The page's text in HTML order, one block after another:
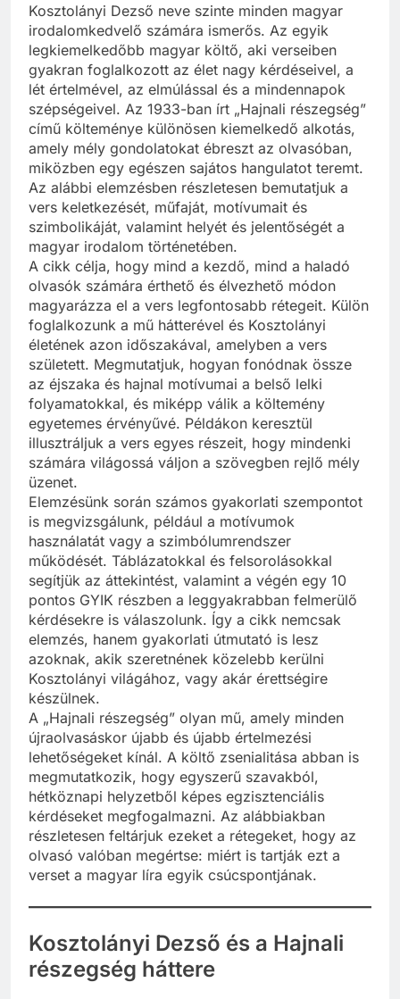
Kosztolányi Dezső neve szinte minden magyar
irodalomkedvelő számára ismerős. Az egyik
legkiemelkedőbb magyar költő, aki verseiben
gyakran foglalkozott az élet nagy kérdéseivel, a
lét értelmével, az elmúlással és a mindennapok
szépségeivel. Az 1933-ban írt „Hajnali részegség”
című költeménye különösen kiemelkedő alkotás,
amely mély gondolatokat ébreszt az olvasóban,
miközben egy egészen sajátos hangulatot teremt.
Az alábbi elemzésben részletesen bemutatjuk a
vers keletkezését, műfaját, motívumait és
szimbolikáját, valamint helyét és jelentőségét a
magyar irodalom történetében.
A cikk célja, hogy mind a kezdő, mind a haladó
olvasók számára érthető és élvezhető módon
magyarázza el a vers legfontosabb rétegeit. Külön
foglalkozunk a mű hátterével és Kosztolányi
életének azon időszakával, amelyben a vers
született. Megmutatjuk, hogyan fonódnak össze
az éjszaka és hajnal motívumai a belső lelki
folyamatokkal, és miképp válik a költemény
egyetemes érvényűvé. Példákon keresztül
illusztráljuk a vers egyes részeit, hogy mindenki
számára világossá váljon a szövegben rejlő mély
üzenet.
Elemzésünk során számos gyakorlati szempontot
is megvizsgálunk, például a motívumok
használatát vagy a szimbólumrendszer
működését. Táblázatokkal és felsorolásokkal
segítjük az áttekintést, valamint a végén egy 10
pontos GYIK részben a leggyakrabban felmerülő
kérdésekre is válaszolunk. Így a cikk nemcsak
elemzés, hanem gyakorlati útmutató is lesz
azoknak, akik szeretnének közelebb kerülni
Kosztolányi világához, vagy akár érettségire
készülnek.
A „Hajnali részegség” olyan mű, amely minden
újraolvasáskor újabb és újabb értelmezési
lehetőségeket kínál. A költő zsenialitása abban is
megmutatkozik, hogy egyszerű szavakból,
hétköznapi helyzetből képes egzisztenciális
kérdéseket megfogalmazni. Az alábbiakban
részletesen feltárjuk ezeket a rétegeket, hogy az
olvasó valóban megértse: miért is tartják ezt a
verset a magyar líra egyik csúcspontjának.
Kosztolányi Dezső és a Hajnali
részegség háttere